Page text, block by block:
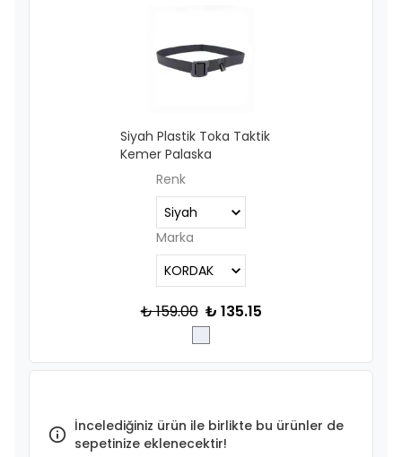
Siyah Plastik Toka Taktik
Kemer Palaska
Renk
Marka
₺ 159.00 ₺ 135.15
İncelediğiniz ürün ile birlikte bu ürünler de
sepetinize eklenecektir!